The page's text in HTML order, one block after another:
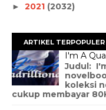
► 2021 (2032)
ARTIKEL TERPOPULER
I'm A
Judul:
koleksi
cukup membayar